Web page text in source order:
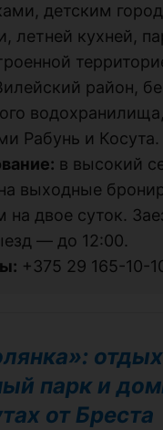
детским
летней кухней,
район,
Рабунь и Косута.
в высокий
выходные
на двое суток.
— до 12:00.
+375 29 165-10-
парк и
от Бреста